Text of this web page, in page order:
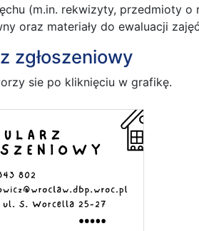
(m.in. rekwizyty, przedmioty
oraz materiały do ewaluacji zajęć
zgłoszeniowy
sie po kliknięciu w grafikę.